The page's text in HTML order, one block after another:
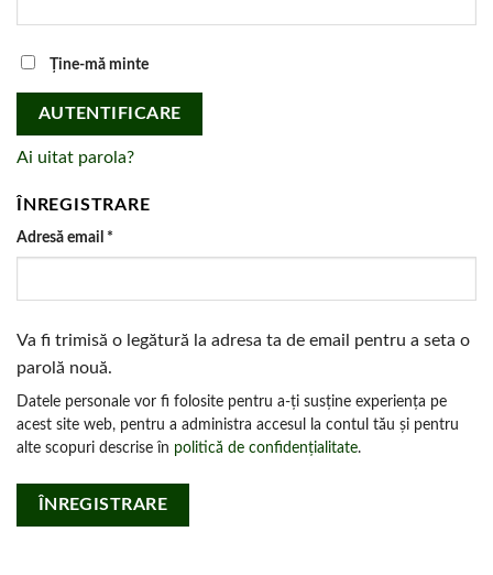
Ține-mă minte
AUTENTIFICARE
Ai uitat parola?
ÎNREGISTRARE
Adresă email *
Va fi trimisă o legătură la adresa ta de email pentru a seta o
parolă nouă.
Datele personale vor fi folosite pentru a-ți susține experiența pe
acest site web, pentru a administra accesul la contul tău și pentru
alte scopuri descrise în politică de confidențialitate.
ÎNREGISTRARE